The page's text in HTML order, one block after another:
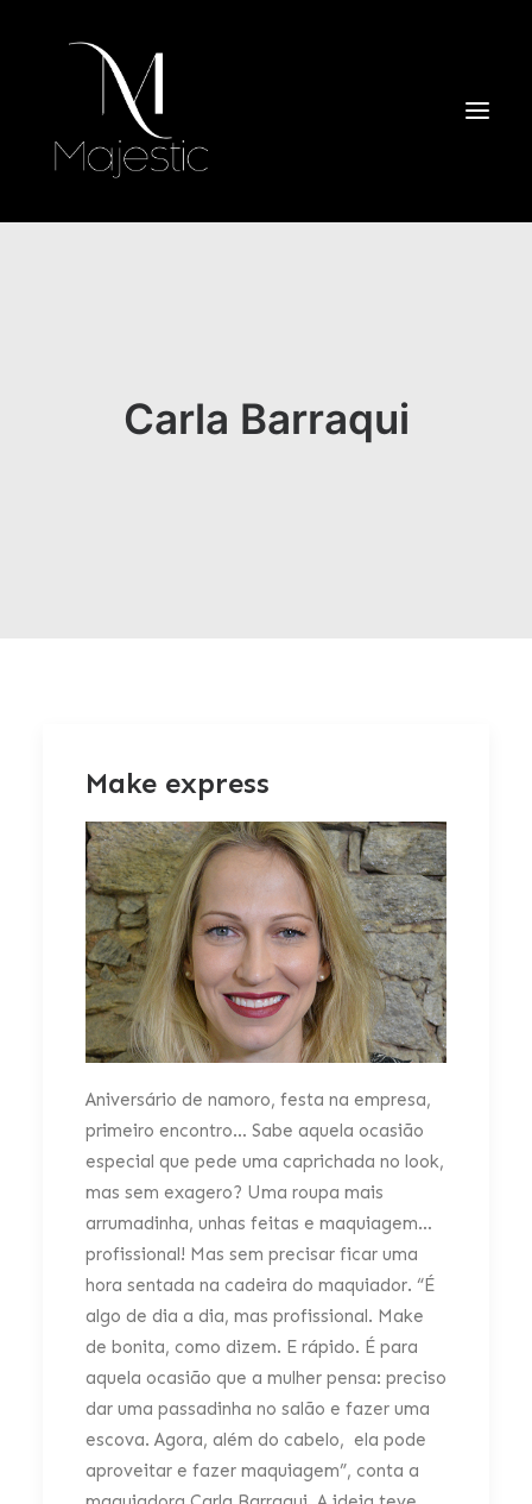
CONTATOCarla Barraqui
Make express
Aniversário de namoro, festa na empresa,
primeiro encontro… Sabe aquela ocasião
especial que pede uma caprichada no look,
mas sem exagero? Uma roupa mais
arrumadinha, unhas feitas e maquiagem…
profissional! Mas sem precisar ficar uma
hora sentada na cadeira do maquiador. “É
algo de dia a dia, mas profissional. Make
de bonita, como dizem. E rápido. É para
aquela ocasião que a mulher pensa: preciso
dar uma passadinha no salão e fazer uma
escova. Agora, além do cabelo, ela pode
aproveitar e fazer maquiagem”, conta a